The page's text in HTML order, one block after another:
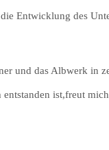
Entwicklung des
und das Albwerk in
ist,freut mich